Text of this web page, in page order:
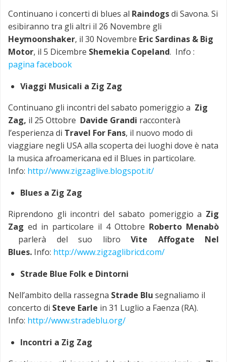
Continuano i concerti di blues al Raindogsdi Savona. Si
esibiranno tra gli altri il 26 Novembre gli
Heymoonshaker, il 30 Novembre Eric Sardinas & Big
Motor, il 5 Dicembre Shemekia Copeland. Info :
pagina facebook
Viaggi Musicali a Zig Zag
Continuano gli incontri del sabato pomeriggio a Zig
Zag, il 25 Ottobre Davide Grandi racconterà
l’esperienza di Travel For Fans, il nuovo modo di
viaggiare negli USA alla scoperta dei luoghi dove è nata
la musica afroamericana ed il Blues in particolare.
Info: http://www.zigzaglive.blogspot.it/
Blues a Zig Zag
Riprendono gli incontri del sabato pomeriggio a Zig
Zag ed in particolare il 4 Ottobre Roberto Menabò
parlerà del suo libroVite Affogate Nel
Blues. Info: http://www.zigzaglibricd.com/
Strade Blue Folk e Dintorni
Nell’ambito della rassegna Strade Blu segnaliamo il
concerto di Steve Earle in 31 Luglio a Faenza (RA).
Info: http://www.stradeblu.org/
Incontri a Zig Zag